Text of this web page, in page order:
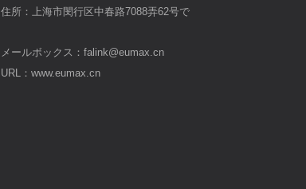
住所：上海市閔行区中春路7088弄62号で
メールボックス：falink@eumax.cn
URL：www.eumax.cn